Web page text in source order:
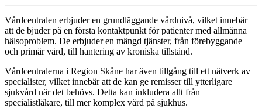
Vårdcentralen erbjuder en grundläggande vårdnivå, vilket innebär
att de bjuder på en första kontaktpunkt för patienter med allmänna
hälsoproblem. De erbjuder en mängd tjänster, från förebyggande
och primär vård, till hantering av kroniska tillstånd.
Vårdcentralerna i Region Skåne har även tillgång till ett nätverk av
specialister, vilket innebär att de kan ge remisser till ytterligare
sjukvård när det behövs. Detta kan inkludera allt från
specialistläkare, till mer komplex vård på sjukhus.